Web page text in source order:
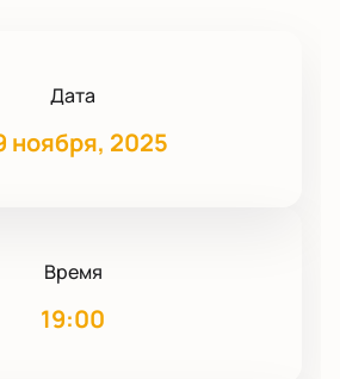
Дата
ноября, 2025
Время
19:00